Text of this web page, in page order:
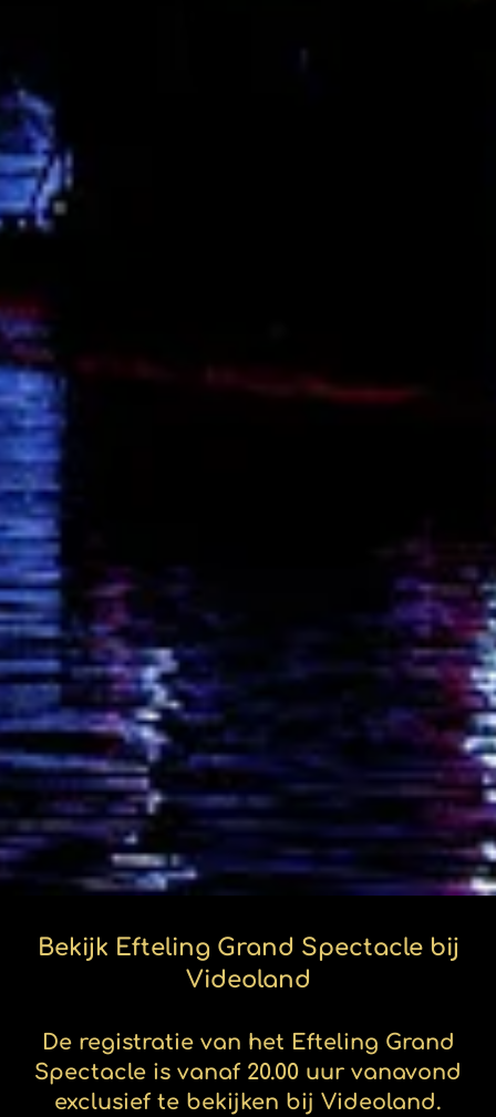
Bekijk Efteling Grand Spectacle bij
Videoland
De registratie van het Efteling Grand
Spectacle is vanaf 20.00 uur vanavond
exclusief te bekijken bij Videoland.